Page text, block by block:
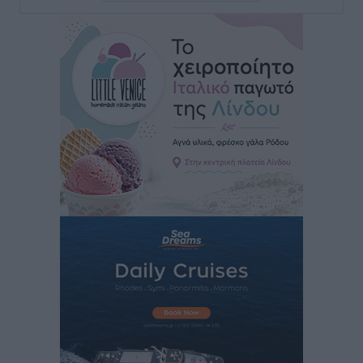
δεν υπάρχουν περιθώρια εφησυχασμού
πριν 13 ώρες
Στον Άγιο Νικόλαο Χάλκης ανοίγει ξανά το
ανανεωμένο εκκλησιαστικό μουσείο από τη Λέσχη
Lions Χάλκης
Τοπικές Ειδήσεις• πριν 13 ώρες
Ρόδος: «Βουλιάζει» από τουρίστες – Πάνω από 1 εκατ.
επιβάτες και 55 κρουαζιερόπλοια
πριν 13 ώρες
Γ’ Εθνική Κατηγορία: Οι ημερομηνίες των